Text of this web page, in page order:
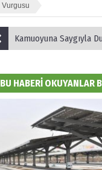
Vurgusu
Kamuoyuna Saygıyla
BU HABERİ OKUYANLAR